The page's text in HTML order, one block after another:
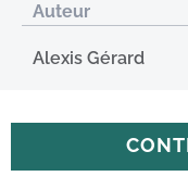
Auteur
Alexis Gérard